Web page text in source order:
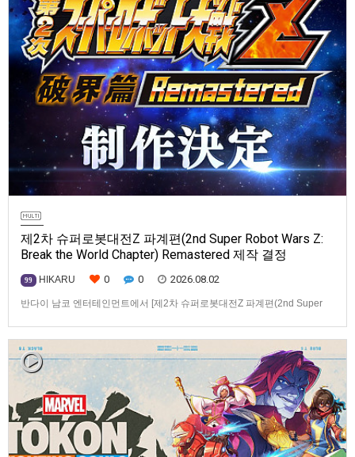
제2차 슈퍼로봇대전Z 파계편(2nd Super Robot Wars Z:
Break the World Chapter) Remastered 제작 결정
99 HIKARU 0 0 2026.08.02
반다이 남코 엔터테인먼트에서 [제2차 슈퍼로봇대전Z 파계편(2nd Super
판[제2차 슈퍼로봇대전Z 파계편]은 2011년 PSP로 발매되었으며, 2012년
에 발매되었던 [제2…